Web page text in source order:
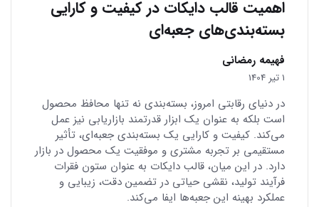
اهمیت قالب دایکات در کیفیت و کارایی
بسته‌بندی‌های جعبه‌ای
فهیمه رمضانی
1 تیر 1404
در دنیای رقابتی امروز، بسته‌بندی نه تنها محافظ محصول
است بلکه به عنوان یک ابزار قدرتمند بازاریابی نیز عمل
می‌کند. کیفیت و کارایی یک بسته‌بندی جعبه‌ای، تأثیر
مستقیمی بر تجربه مشتری و موفقیت یک محصول در بازار
دارد. در این میان، قالب دایکات به عنوان ستون فقرات
فرآیند تولید، نقشی حیاتی در تضمین دقت، زیبایی و
عملکرد بهینه این جعبه‌ها ایفا می‌کند.